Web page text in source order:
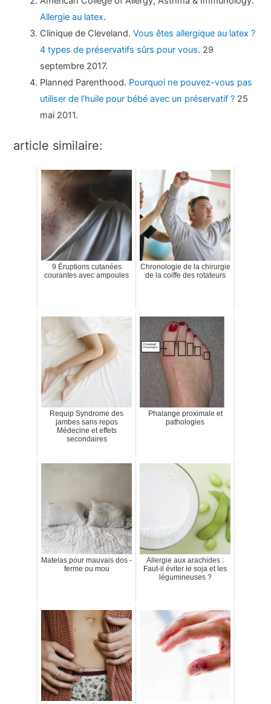
Allergie au latex.
Clinique de Cleveland.Vous êtes allergique au latex ?
4 types de préservatifs sûrs pour vous. 29
septembre 2017.
Planned Parenthood. Pourquoi ne pouvez-vous pas
utiliser de l’huile pour bébé avec un préservatif ? 25
mai 2011.
article similaire:
9 Éruptions cutanées
courantes avec ampoules
Chronologie de la chirurgie
de la coiffe des rotateurs
Requip Syndrome des
jambes sans repos
Médecine et effets
secondaires
Phalange proximale et
pathologies
Matelas pour mauvais dos -
ferme ou mou
Allergie aux arachides :
Faut-il éviter le soja et les
légumineuses ?